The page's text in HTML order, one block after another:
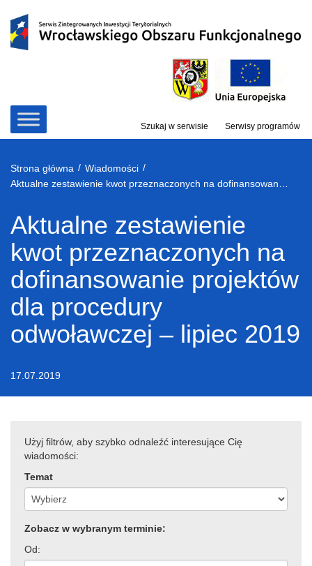
treści
Szukaj w serwisie Serwisy programów
Strona główna / Wiadomości /
Aktualne zestawienie
kwot przeznaczonych na
dofinansowanie projektów
dla procedury
odwoławczej – lipiec 2019
17.07.2019
Użyj filtrów, aby szybko odnaleźć interesujące Cię
wiadomości:
Temat
Zobacz w wybranym terminie:
Od: